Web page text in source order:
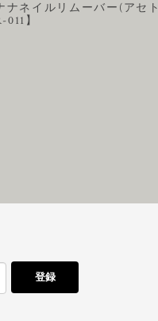
ナネイルリムーバー(アセト
】
登録